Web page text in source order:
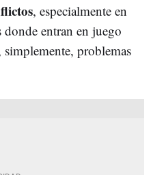
, especialmente en
entran en juego
simplemente, problemas